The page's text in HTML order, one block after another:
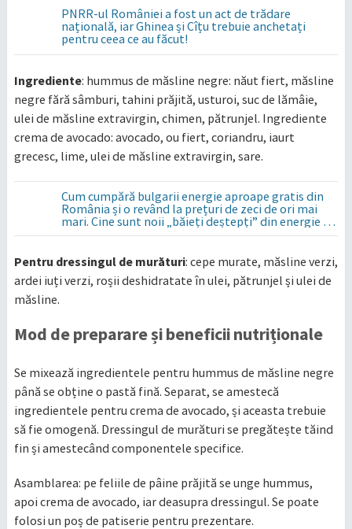
PNRR-ul României a fost un act de trădare
națională, iar Ghinea și Cîțu trebuie anchetați
pentru ceea ce au făcut!
Ingrediente: hummus de măsline negre: năut fiert, măsline
negre fără sâmburi, tahini prăjită, usturoi, suc de lămâie,
ulei de măsline extravirgin, chimen, pătrunjel. Ingrediente
crema de avocado: avocado, ou fiert, coriandru, iaurt
grecesc, lime, ulei de măsline extravirgin, sare.
Cum cumpără bulgarii energie aproape gratis din
România și o revând la prețuri de zeci de ori mai
mari. Cine sunt noii „băieți deștepți” din energie de
la sud de Dunăre
Pentru dressingul de murături: cepe murate, măsline verzi,
ardei iuți verzi, roșii deshidratate în ulei, pătrunjel și ulei de
măsline.
Mod de preparare și beneficii nutriționale
Se mixează ingredientele pentru hummus de măsline negre
până se obține o pastă fină. Separat, se amestecă
ingredientele pentru crema de avocado, și aceasta trebuie
să fie omogenă. Dressingul de murături se pregătește tăind
fin și amestecând componentele specifice.
Asamblarea: pe feliile de pâine prăjită se unge hummus,
apoi crema de avocado, iar deasupra dressingul. Se poate
folosi un poș de patiserie pentru prezentare.